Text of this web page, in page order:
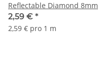
Reflectable Diamond 8mm
2,59 € *
2,59 € pro 1 m